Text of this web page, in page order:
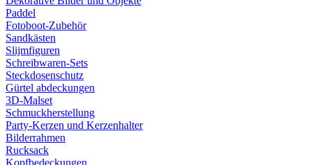
Paddel
Fotoboot-Zubehör
Sandkästen
Slijmfiguren
Schreibwaren-Sets
Steckdosenschutz
Gürtel abdeckungen
3D-Malset
Schmuckherstellung
Party-Kerzen und Kerzenhalter
Bilderrahmen
Rucksack
Kopfbedeckungen